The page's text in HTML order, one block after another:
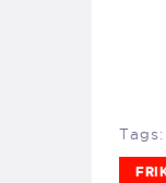
Tags: